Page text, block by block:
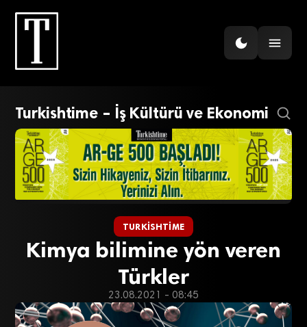
Turkishtime – İş Kültürü ve Ekonomi
TURKISHTIME
Kimya bilimine yön veren
Türkler
23.08.2021 - 08:45